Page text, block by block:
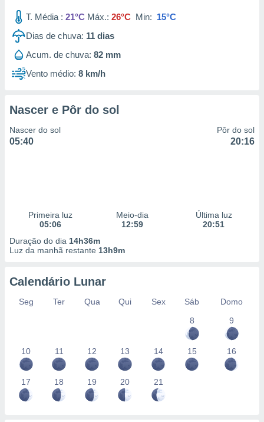
T. Média : 21°C Máx.: 26°C Min: 15°C
Dias de chuva: 11 dias
Acum. de chuva: 82 mm
Vento médio: 8 km/h
Nascer e Pôr do sol
Nascer do sol
05:40
Pôr do sol
20:16
Primeira luz
05:06
Meio-dia
12:59
Última luz
20:51
Duração do dia 14h36m
Luz da manhã restante 13h9m
Calendário Lunar
Seg Ter Qua Qui Sex Sáb
Domo
8
9
10 11 12 13 14 15 16
17 18 19 20 21